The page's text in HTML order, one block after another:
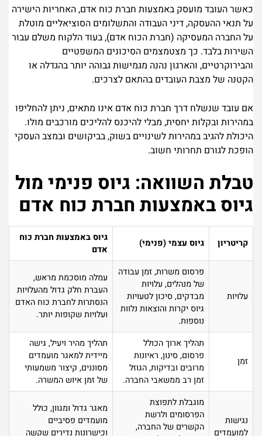
כאשר העובד מועסק באמצעות חברת כוח אדם, האחריות הישירה
על תנאי ההעסקה, דיני העבודה והתשלומים הסוציאליים מוטלת
על החברה המעסיקה (חברת הכוח אדם), בעוד הלקוח משלם עבור
השירות בלבד. כך מצטמצמים הסיכונים המשפטיים
והבירוקרטיים, והארגון נהנה מגמישות גבוהה יותר בהגדלה או
הקטנה של מצבת העובדים בהתאם לצרכים.
אם עובד שנשלח דרך חברת כוח אדם אינו מתאים, ניתן להחליפו
במהירות ובקלות יחסית, מבלי להיכנס להליכים מורכבים מולו.
היכולת להגיב במהירות לשינויים בשוק, בביקושים ובמצב העסקי
הופכת לגורם תחרותי חשוב.
טבלת השוואה: גיוס פנימי מול
גיוס באמצעות חברת כוח אדם
קריטריון גיוס עצמי (פנימי)
גיוס באמצעות חברת כוח
אדם
עלויות
פרסום משרות, זמן עבודה
של מנהלים, עלויות
מבדקים, סיכון לטעויות
גיוס יקרות והוצאות נלוות
נוספות.
עמלה מוסכמת מראש,
העברת חלק גדול מהעלויות
הנסתרות לחברת כוח האדם
ועלויות שקופות יותר.
זמן
תהליך ארוך הכולל
פרסום, סינון, ראיונות
מרובים ובדיקות, הגוזל
זמן רב ממשאבי החברה.
תהליך מהיר ויעיל, גישה
מיידית למאגר מועמדים
מסוננים, קיצור משמעותי
של זמן איוש המשרה.
נגישות
למועמדים
מוגבלת לתפוצת
הפרסומים ולרשת
הקשרים של החברה,
מאגר גדול ומגוון, כולל
מועמדים פסיביים
וכישרונות נדירים שקשה